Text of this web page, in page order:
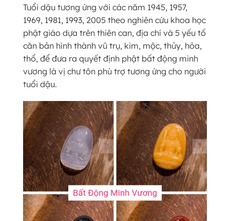
Tuổi dậu tương ứng với các năm 1945, 1957,
1969, 1981, 1993, 2005 theo nghiên cứu khoa học
phật giáo dựa trên thiên can, địa chí và 5 yếu tố
căn bản hình thành vũ trụ, kim, mộc, thủy, hỏa,
thổ, để đưa ra quyết định phật bất động minh
vương là vị chư tôn phù trợ tương ứng cho người
tuổi dậu.